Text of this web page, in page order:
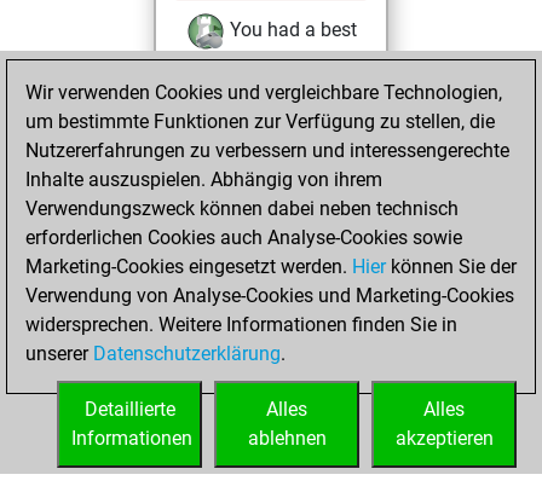
You had a best
sprint of 20 positions
Tactics
Sonntag,
April 2, 2023
You created
your Studies account
Studies
Mittwoch,
April 21, 2021
You created
your Fritz account
Wir verwenden Cookies und vergleichbare Technologien,
um bestimmte Funktionen zur Verfügung zu stellen, die
Nutzererfahrungen zu verbessern und interessengerechte
Inhalte auszuspielen. Abhängig von ihrem
Verwendungszweck können dabei neben technisch
erforderlichen Cookies auch Analyse-Cookies sowie
Marketing-Cookies eingesetzt werden. Hierkönnen Sie der
Verwendung von Analyse-Cookies und Marketing-Cookies
widersprechen. Weitere Informationen finden Sie in
unserer Datenschutzerklärung.
Alles
akzeptieren
Alles
ablehnen
Detaillierte
Informationen